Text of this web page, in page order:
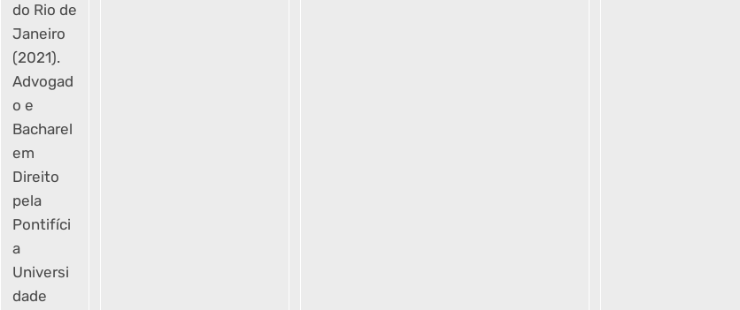
do Rio de
Janeiro
(2021).
Advogad
o e
Bacharel
em
Direito
pela
Pontifíci
a
Universi
dade